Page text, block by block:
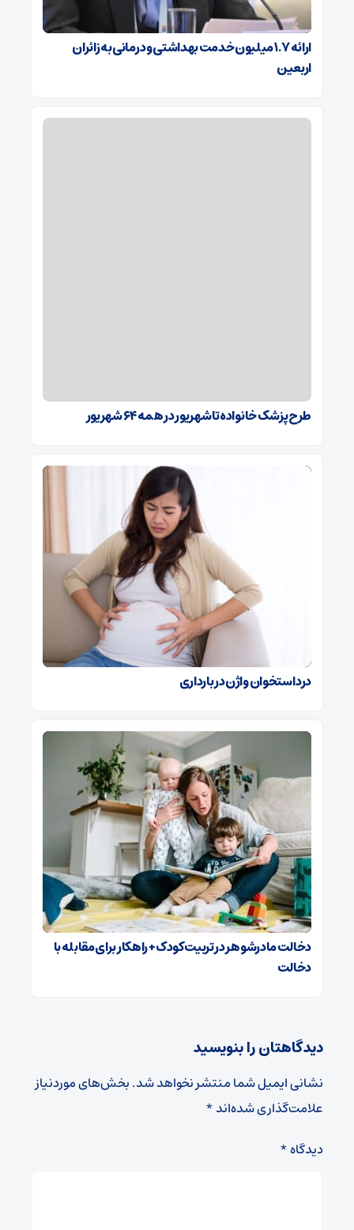
ارائه ۱.۷ میلیون خدمت بهداشتی و درمانی به زائران
اربعین
طرح پزشک خانواده تا شهریور در همه ۶۴ شهریور
درد استخوان واژن در بارداری
دخالت مادرشوهر در تربیت کودک + راهکار برای مقابله با
دخالت
دیدگاهتان را بنویسید
نشانی ایمیل شما منتشر نخواهد شد.بخش‌های موردنیاز
علامت‌گذاری شده‌اند*
دیدگاه*